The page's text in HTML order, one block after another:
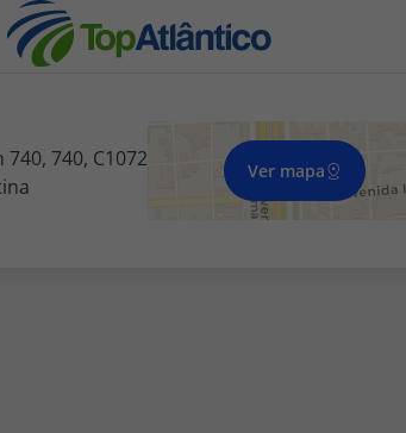
740, C1072
Ver mapa